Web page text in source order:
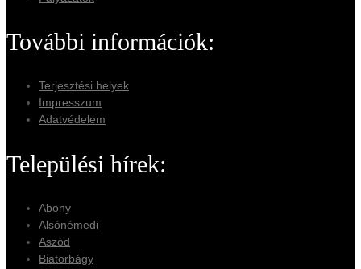
További információk:
Terjesztési helyek
Impresszum
Adatvédelem
Települési hírek:
Abony
Alsónémedi
Aszód
Biatorbágy